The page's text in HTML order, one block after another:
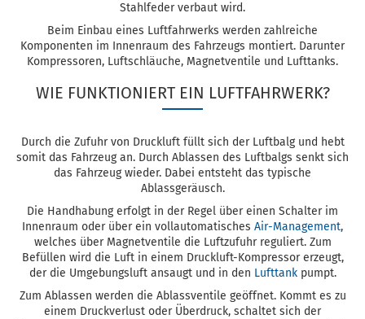
Stahlfeder verbaut wird.
Beim Einbau eines Luftfahrwerks werden zahlreiche
Komponenten im Innenraum des Fahrzeugs montiert. Darunter
Kompressoren, Luftschläuche, Magnetventile und Lufttanks.
WIE FUNKTIONIERT EIN LUFTFAHRWERK?
Durch die Zufuhr von Druckluft füllt sich der Luftbalg und hebt
somit das Fahrzeug an. Durch Ablassen des Luftbalgs senkt sich
das Fahrzeug wieder. Dabei entsteht das typische
Ablassgeräusch.
Die Handhabung erfolgt in der Regel über einen Schalter im
Innenraum oder über ein vollautomatisches Air-Management,
welches über Magnetventile die Luftzufuhr reguliert. Zum
Befüllen wird die Luft in einem Druckluft-Kompressor erzeugt,
der die Umgebungsluft ansaugt und in den Lufttankpumpt.
Zum Ablassen werden die Ablassventile geöffnet. Kommt es zu
einem Druckverlust oder Überdruck, schaltet sich der